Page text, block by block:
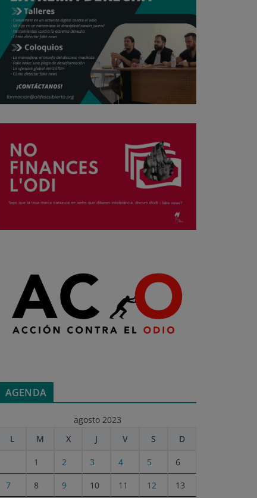
AGENDA
agosto 2023
L
M X J V S D
1 2 3 4 5 6
7 8 9 10 11 12 13